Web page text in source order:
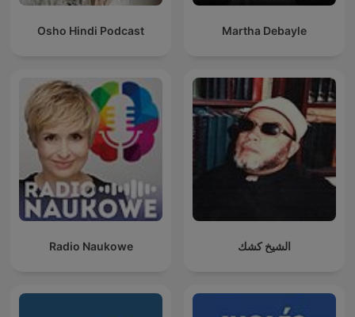
Osho Hindi Podcast Martha Debayle
Radio Naukowe الشيخ كشك